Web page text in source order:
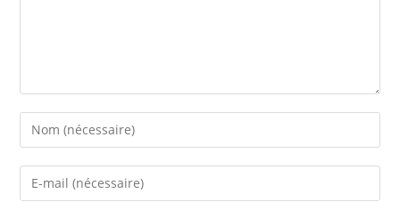
Enter
your
name
Enter
your